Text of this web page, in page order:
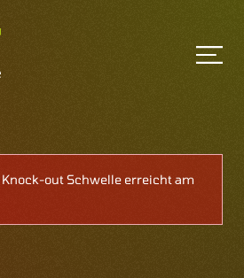
Knock-out Schwelle erreicht am